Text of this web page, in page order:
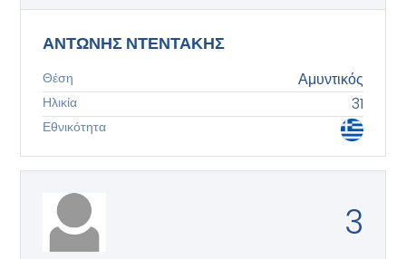
ΑΝΤΩΝΗΣ ΝΤΕΝΤΑΚΗΣ
Θέση Αμυντικός
Ηλικία 31
Εθνικότητα
3